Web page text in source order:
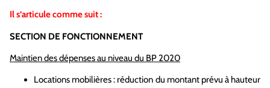
Il s’articule comme suit :
SECTION DE FONCTIONNEMENT
Maintien des dépenses au niveau du BP 2020
Locations mobilières : réduction du montant prévu à hauteur